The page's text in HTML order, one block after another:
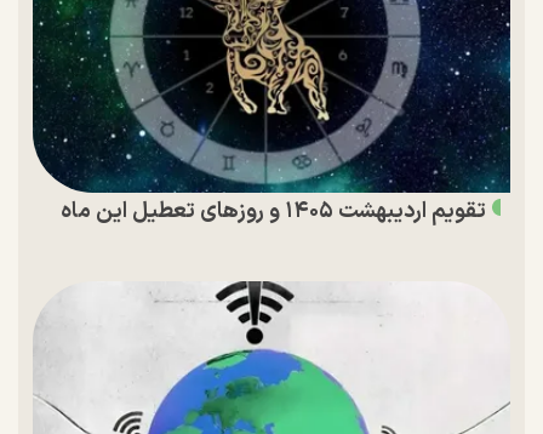
تقویم اردیبهشت ۱۴۰۵ و روز‌های تعطیل این ماه